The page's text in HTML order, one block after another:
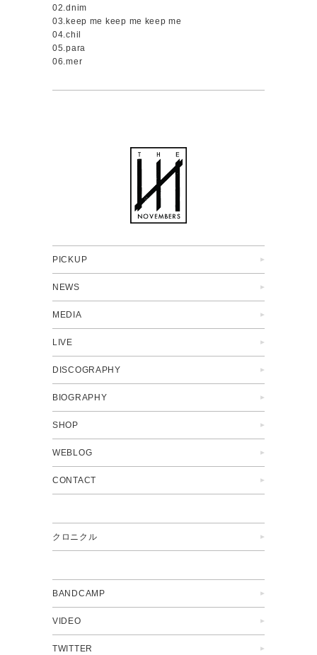
02.dnim
03.keep me keep me keep me
04.chil
05.para
06.mer
PICKUP
NEWS
MEDIA
LIVE
DISCOGRAPHY
BIOGRAPHY
SHOP
WEBLOG
CONTACT
クロニクル
BANDCAMP
VIDEO
TWITTER